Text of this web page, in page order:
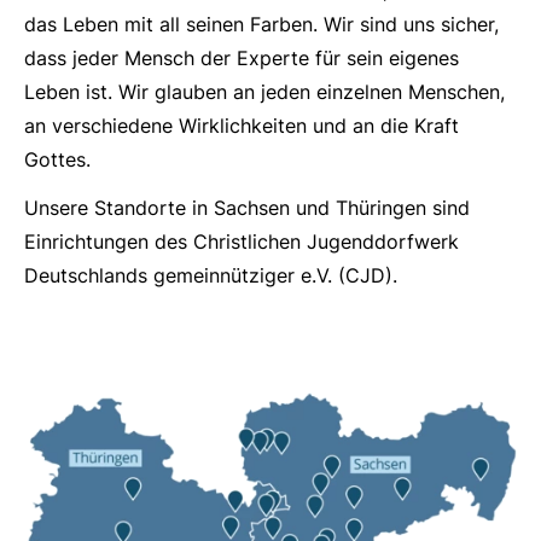
das Leben mit all seinen Farben. Wir sind uns sicher,
dass jeder Mensch der Experte für sein eigenes
Leben ist. Wir glauben an jeden einzelnen Menschen,
an verschiedene Wirklichkeiten und an die Kraft
Gottes.
Unsere Standorte in Sachsen und Thüringen sind
Einrichtungen des Christlichen Jugenddorfwerk
Deutschlands gemeinnütziger e.V. (CJD).